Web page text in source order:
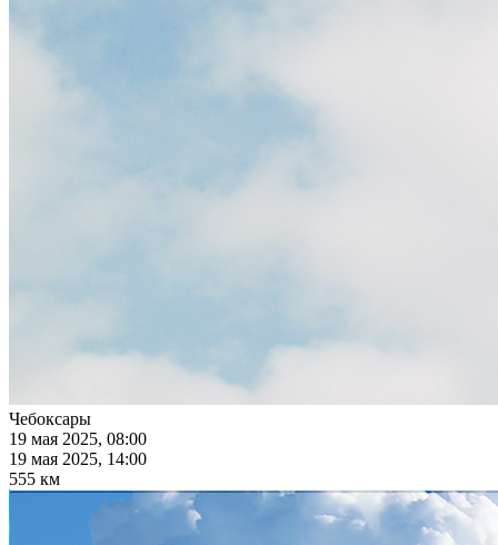
Чебоксары
19 мая 2025, 08:00
19 мая 2025, 14:00
555 км